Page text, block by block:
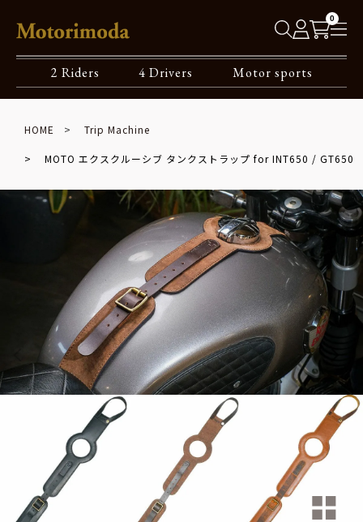
0
2 Riders 4 Drivers Motor sports
HOME Trip Machine
MOTO エクスクルーシブ タンクストラップ for INT650 / GT650